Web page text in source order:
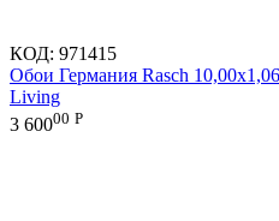
КОД: 971415
Обои Германия Rasch
Living
3 60000 Р